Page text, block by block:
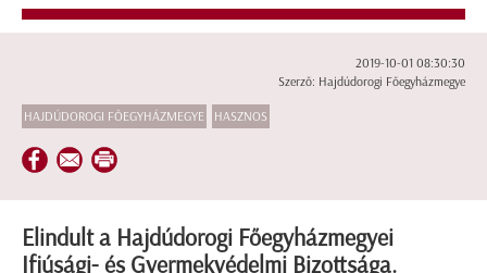
2019-10-01 08:30:30
Szerző: Hajdúdorogi Főegyházmegye
HAJDÚDOROGI FŐEGYHÁZMEGYE HASZNOS
Elindult a Hajdúdorogi Főegyházmegyei
Ifjúsági- és Gyermekvédelmi Bizottsága.